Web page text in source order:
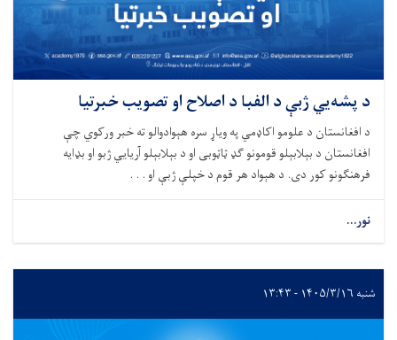
د پشه‌یي ژبې د الفبا د اصلاح او تصویب خبرتیا
د افغانستان د علومو اکاډمي په ویاړ سره هېوادوالو ته خبر ورکوي چې
افغانستان د بېلابېلو قومونو ګډ ټاټوبی او د بېلابېلو آریایي ژبو او بډایه
فرهنګونو کور دی. د هېواد هر قوم د خپلې ژبې او . . .
نور...
شنبه ۱۴۰۵/۳/۱۶ - ۱۳:۴۳